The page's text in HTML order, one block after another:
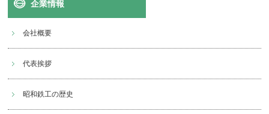
企業情報
会社概要
代表挨拶
昭和鉄工の歴史